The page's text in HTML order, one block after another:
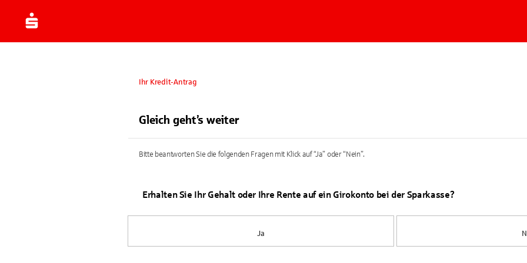
Ihr Kredit-Antrag
Gleich geht’s weiter
Bitte beantworten Sie die folgenden Fragen mit Klick auf “Ja” oder “Nein”.
Erhalten Sie Ihr Gehalt oder Ihre Rente auf ein Girokonto bei der Sparkasse?
Ja